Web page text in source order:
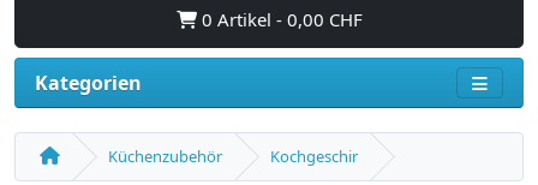
0 Artikel - 0,00 CHF
Kategorien
Küchenzubehör Kochgeschir